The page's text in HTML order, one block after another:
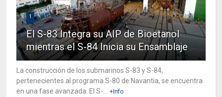
1
El S-83 Integra su AIP de Bioetanol
mientras el S-84 Inicia su Ensamblaje
La construcción de los submarinos S-83 y S-84,
pertenecientes al programa S-80 de Navantia, se encuentra
en una fase avanzada. El S-...
+Info